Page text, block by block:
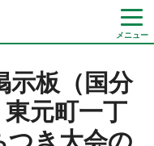
示板（国分
元町一丁